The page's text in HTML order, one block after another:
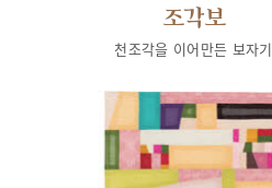
조각보
천조각을 이어만든 보자기